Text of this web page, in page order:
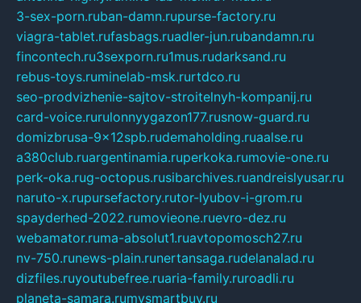
3-sex-porn.ruban-damn.rupurse-factory.ru
viagra-tablet.rufasbags.ruadler-jun.rubandamn.ru
fincontech.ru3sexporn.ru1mus.rudarksand.ru
rebus-toys.ruminelab-msk.rurtdco.ru
seo-prodvizhenie-sajtov-stroitelnyh-kompanij.ru
card-voice.rurulonnyygazon177.rusnow-guard.ru
domizbrusa-9x12spb.rudemaholding.ruaalse.ru
a380club.ruargentinamia.ruperkoka.rumovie-one.ru
perk-oka.rug-octopus.rusibarchives.ruandreislyusar.ru
naruto-x.rupursefactory.rutor-lyubov-i-grom.ru
spayderhed-2022.rumovieone.ruevro-dez.ru
webamator.ruma-absolut1.ruavtopomosch27.ru
nv-750.runews-plain.runertansaga.rudelanalad.ru
dizfiles.ruyoutubefree.ruaria-family.ruroadli.ru
planeta-samara.rumysmartbuy.ru